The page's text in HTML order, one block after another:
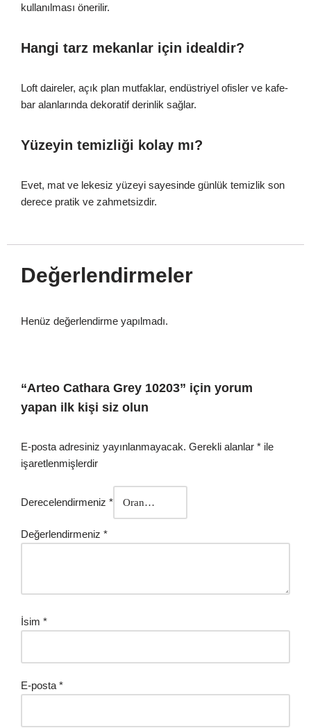
kullanılması önerilir.
Hangi tarz mekanlar için idealdir?
Loft daireler, açık plan mutfaklar, endüstriyel ofisler ve kafe-
bar alanlarında dekoratif derinlik sağlar.
Yüzeyin temizliği kolay mı?
Evet, mat ve lekesiz yüzeyi sayesinde günlük temizlik son
derece pratik ve zahmetsizdir.
Değerlendirmeler
Henüz değerlendirme yapılmadı.
“Arteo Cathara Grey 10203” için yorum
yapan ilk kişi siz olun
E-posta adresiniz yayınlanmayacak. Gerekli alanlar * ile
işaretlenmişlerdir
Derecelendirmeniz *
Değerlendirmeniz *
İsim *
E-posta *